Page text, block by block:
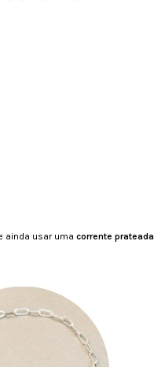
ainda usar uma corrente prateada